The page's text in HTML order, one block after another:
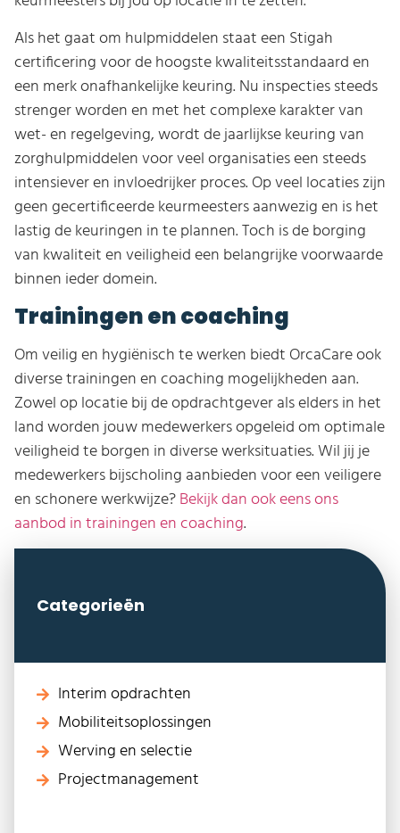
Als het gaat om hulpmiddelen staat een Stigah
certificering voor de hoogste kwaliteitsstandaard en
een merk onafhankelijke keuring. Nu inspecties steeds
strenger worden en met het complexe karakter van
wet- en regelgeving, wordt de jaarlijkse keuring van
zorghulpmiddelen voor veel organisaties een steeds
intensiever en invloedrijker proces. Op veel locaties zijn
geen gecertificeerde keurmeesters aanwezig en is het
lastig de keuringen in te plannen. Toch is de borging
van kwaliteit en veiligheid een belangrijke voorwaarde
binnen ieder domein.
Trainingen en coaching
Om veilig en hygiënisch te werken biedt OrcaCare ook
diverse trainingen en coaching mogelijkheden aan.
Zowel op locatie bij de opdrachtgever als elders in het
land worden jouw medewerkers opgeleid om optimale
veiligheid te borgen in diverse werksituaties. Wil jij je
medewerkers bijscholing aanbieden voor een veiligere
en schonere werkwijze?Bekijk dan ook eens ons
aanbod in trainingen en coaching.
Categorieën
Interim opdrachten
Mobiliteitsoplossingen
Werving en selectie
Projectmanagement